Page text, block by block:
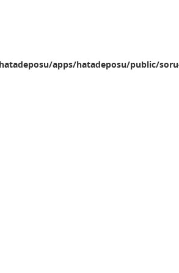
apps/hatadeposu/public/